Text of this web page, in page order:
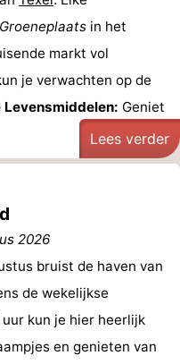
Groeneplaats in het
markt vol
je verwachten op de
Levensmiddelen: Geniet
Lees verder
2026
bruist de haven van
de wekelijkse
uur kun je hier heerlijk
en genieten van